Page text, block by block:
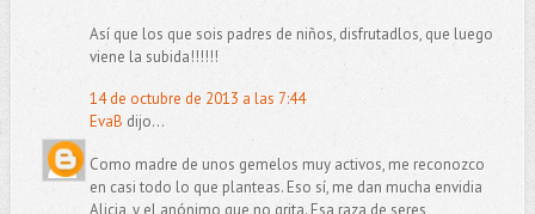
Así que los que sois padres de niños, disfrutadlos, que luego
viene la subida!!!!!!
14 de octubre de 2013 a las 7:44
EvaB dijo...
Como madre de unos gemelos muy activos, me reconozco
en casi todo lo que planteas. Eso sí, me dan mucha envidia